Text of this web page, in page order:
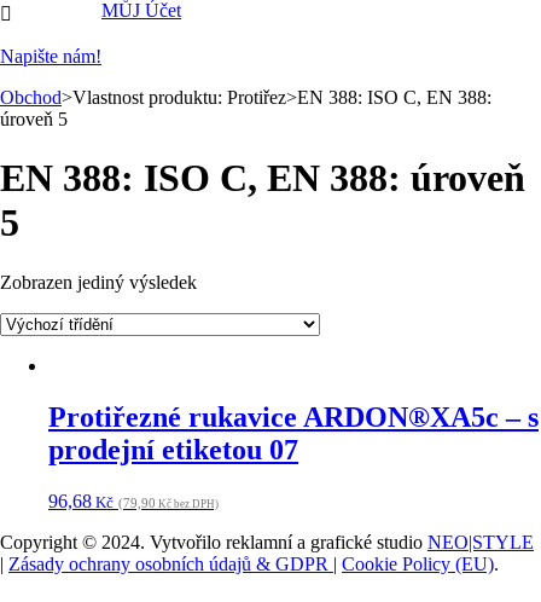

Napište nám!
MŮJ Účet
Obchod>Vlastnost produktu: Protiřez>EN 388: ISO C, EN 388:
úroveň 5
EN 388: ISO C, EN 388: úroveň
5
Zobrazen jediný výsledek
Protiřezné rukavice ARDON®XA5c – s
prodejní etiketou 07
96,68 Kč (79,90 Kč bez DPH)
Copyright © 2024. Vytvořilo reklamní a grafické studio NEO|STYLE
| Zásady ochrany osobních údajů & GDPR | Cookie Policy (EU).